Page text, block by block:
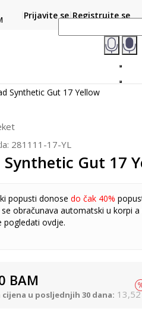
Platite karticom online i
Prijavite se Registrujte se
Synthetic Gut 17 Yellow
281111-17-YL
Synthetic Gut 17
popusti donose do čak 40%
obračunava automatski u korpi
pogledati ovdje.
BAM
cijena u posljednjih 30 dana: 13,52